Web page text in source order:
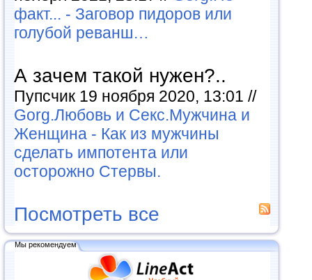
факт... - Заговор пидоров или
голубой реванш…
А зачем такой нужен?..
Пупсчик 19 ноября 2020, 13:01 //
Gorg.Любовь и Секс.Мужчина и
Женщина - Как из мужчины
сделать импотента или
осторожно Стервы.
Посмотреть все
Мы рекомендуем